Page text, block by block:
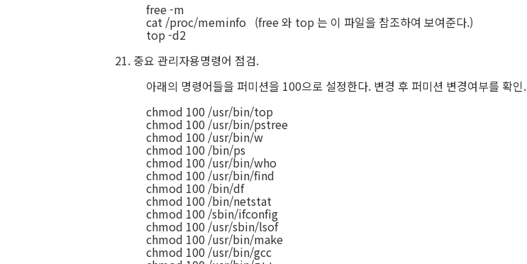
free -m
cat /proc/meminfo (free 와 top 는 이 파일을 참조하여 보여준다.)
top -d2
21. 중요 관리자용명령어 점검.
아래의 명령어들을 퍼미션을 100으로 설정한다. 변경 후 퍼미션 변경여부를 확인.
chmod 100 /usr/bin/top
chmod 100 /usr/bin/pstree
chmod 100 /usr/bin/w
chmod 100 /bin/ps
chmod 100 /usr/bin/who
chmod 100 /usr/bin/find
chmod 100 /bin/df
chmod 100 /bin/netstat
chmod 100 /sbin/ifconfig
chmod 100 /usr/sbin/lsof
chmod 100 /usr/bin/make
chmod 100 /usr/bin/gcc